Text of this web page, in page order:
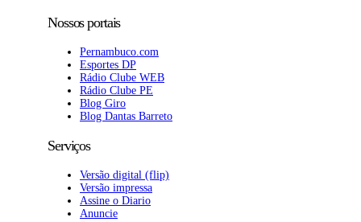
Nossos portais
Pernambuco.com
Esportes DP
Rádio Clube WEB
Rádio Clube PE
Blog Giro
Blog Dantas Barreto
Serviços
Versão digital (flip)
Versão impressa
Assine o Diario
Anuncie